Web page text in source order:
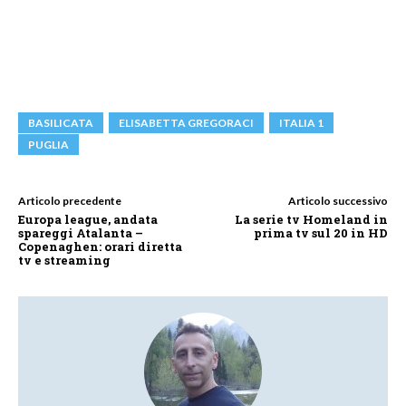
BASILICATA ELISABETTA GREGORACI
ITALIA 1
PUGLIA
Articolo precedente
Europa league, andata
spareggi Atalanta –
Copenaghen: orari diretta
tv e streaming
Articolo successivo
La serie tv Homeland in
prima tv sul 20 in HD